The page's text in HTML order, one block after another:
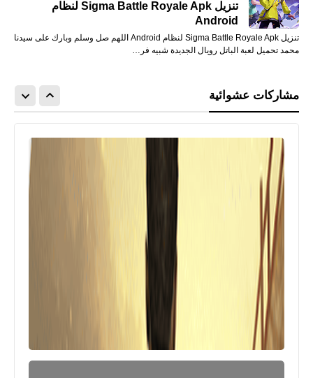
تنزيل Sigma Battle Royale Apk لنظام
Android
تنزيل Sigma Battle Royale Apk لنظام Android اللهم صل وسلم وبارك على سيدنا
محمد تحميل لعبة الباتل رويال الجديدة شبيه فر…
مشاركات عشوائية